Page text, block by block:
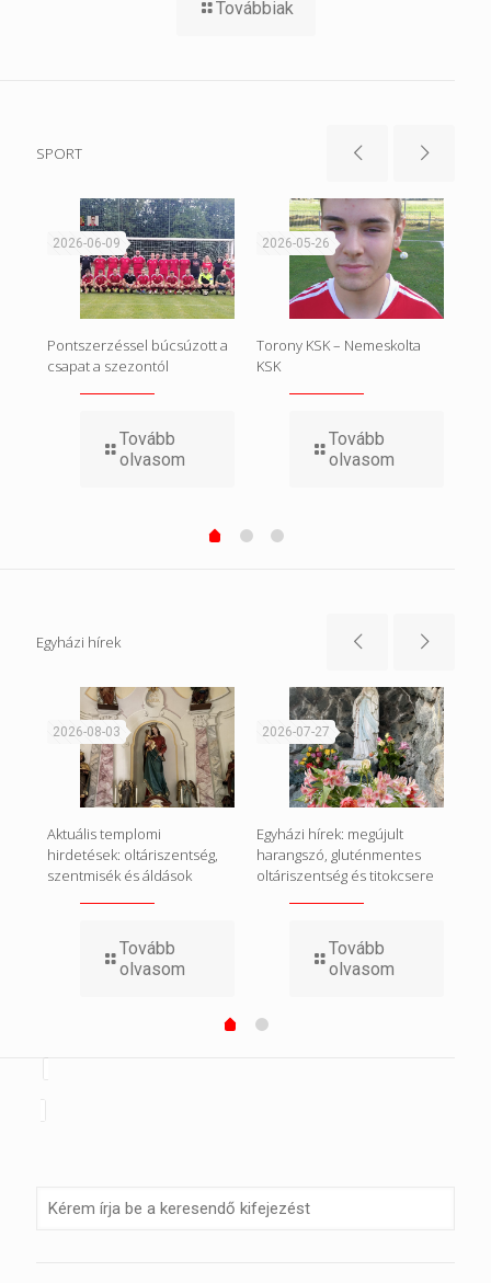
Továbbiak
SPORT
2026-06-09
Pontszerzéssel búcsúzott a
csapat a szezontól
Tovább
olvasom
2026-05-26
Torony KSK – Nemeskolta
KSK
Tovább
olvasom
Egyházi hírek
2026-08-03
Aktuális templomi
hirdetések: oltáriszentség,
szentmisék és áldások
Tovább
olvasom
2026-07-27
Egyházi hírek: megújult
harangszó, gluténmentes
oltáriszentség és titokcsere
Tovább
olvasom